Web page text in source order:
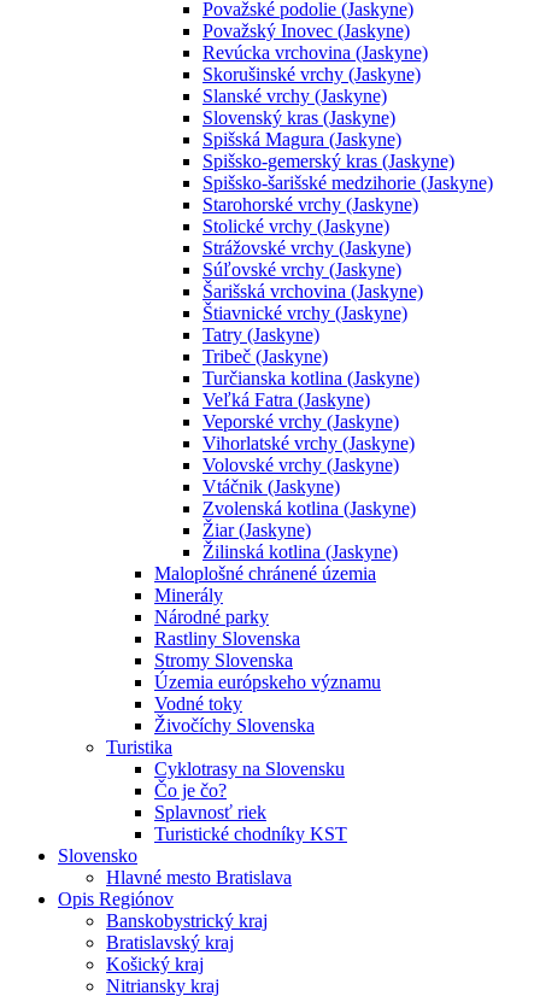
Považské podolie (Jaskyne)
Považský Inovec (Jaskyne)
Revúcka vrchovina (Jaskyne)
Skorušinské vrchy (Jaskyne)
Slanské vrchy (Jaskyne)
Slovenský kras (Jaskyne)
Spišská Magura (Jaskyne)
Spišsko-gemerský kras (Jaskyne)
Spišsko-šarišské medzihorie (Jaskyne)
Starohorské vrchy (Jaskyne)
Stolické vrchy (Jaskyne)
Strážovské vrchy (Jaskyne)
Súľovské vrchy (Jaskyne)
Šarišská vrchovina (Jaskyne)
Štiavnické vrchy (Jaskyne)
Tatry (Jaskyne)
Tribeč (Jaskyne)
Turčianska kotlina (Jaskyne)
Veľká Fatra (Jaskyne)
Veporské vrchy (Jaskyne)
Vihorlatské vrchy (Jaskyne)
Volovské vrchy (Jaskyne)
Vtáčnik (Jaskyne)
Zvolenská kotlina (Jaskyne)
Žiar (Jaskyne)
Žilinská kotlina (Jaskyne)
Maloplošné chránené územia
Minerály
Národné parky
Rastliny Slovenska
Stromy Slovenska
Územia európskeho významu
Vodné toky
Živočíchy Slovenska
Turistika
Cyklotrasy na Slovensku
Čo je čo?
Splavnosť riek
Turistické chodníky KST
Slovensko
Hlavné mesto Bratislava
Opis Regiónov
Banskobystrický kraj
Bratislavský kraj
Košický kraj
Nitriansky kraj